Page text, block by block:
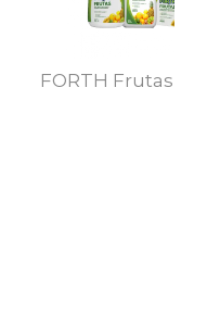
MAIS
FORTH Frutas